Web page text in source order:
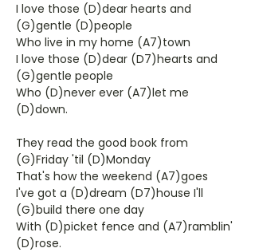
I love those (D)dear hearts and
(G)gentle (D)people
Who live in my home (A7)town
I love those (D)dear (D7)hearts and
(G)gentle people
Who (D)never ever (A7)let me
(D)down.
They read the good book from
(G)Friday 'til (D)Monday
That's how the weekend (A7)goes
I've got a (D)dream (D7)house I'll
(G)build there one day
With (D)picket fence and (A7)ramblin'
(D)rose.